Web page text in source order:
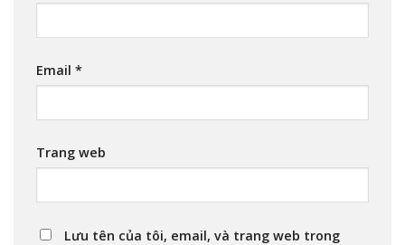
Email *
Trang web
Lưu tên của tôi, email, và trang web trong